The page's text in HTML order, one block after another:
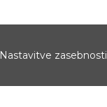
Nastavitve zasebnosti